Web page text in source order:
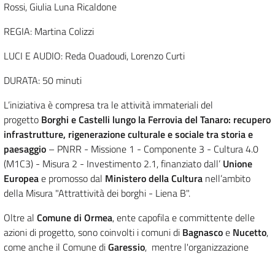
Rossi, Giulia Luna Ricaldone
REGIA: Martina Colizzi
LUCI E AUDIO: Reda Ouadoudi, Lorenzo Curti
DURATA: 50 minuti
L’iniziativa è compresa tra le attività immateriali del
progetto Borghi e Castelli lungo la Ferrovia del Tanaro: recupero
infrastrutture, rigenerazione culturale e sociale tra storia e
paesaggio – PNRR - Missione 1 - Componente 3 - Cultura 4.0
(M1C3) - Misura 2 - Investimento 2.1, finanziato dall’ Unione
Europeae promosso dal Ministero della Cultura nell’ambito
della Misura "Attrattività dei borghi - Liena B".
Oltre al Comune di Ormea, ente capofila e committente delle
azioni di progetto, sono coinvolti i comuni di Bagnascoe Nucetto,
come anche il Comune diGaressio, mentre l'organizzazione